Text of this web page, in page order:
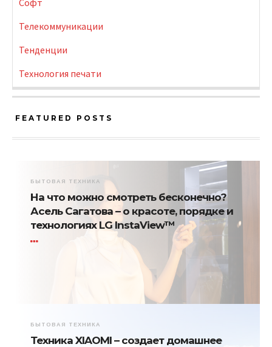
Софт
Телекоммуникации
Тенденции
Технология печати
FEATURED POSTS
БЫТОВАЯ ТЕХНИКА
На что можно смотреть бесконечно?
Асель Сагатова – о красоте, порядке и
технологиях LG InstaView™
БЫТОВАЯ ТЕХНИКА
Техника XIAOMI – создает домашнее